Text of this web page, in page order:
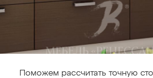
Поможем рассчитать точную